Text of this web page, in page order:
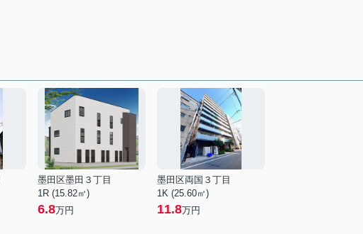
墨田区墨田３丁目
1R (15.82㎡)
6.8万円
墨田区両国３丁目
1K (25.60㎡)
11.8万円